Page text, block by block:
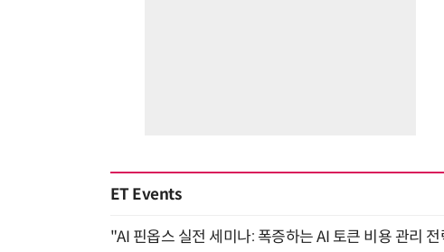
ET Events
"AI 핀옵스 실전 세미나: 폭증하는 AI 토큰 비용 관리